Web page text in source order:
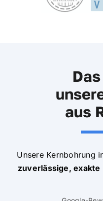
aus
Unsere Kernbohrung
zuverlässige,